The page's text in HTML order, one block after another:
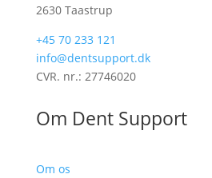
2630 Taastrup
+45 70 233 121
info@dentsupport.dk
CVR. nr.: 27746020
Om Dent Support
Om os